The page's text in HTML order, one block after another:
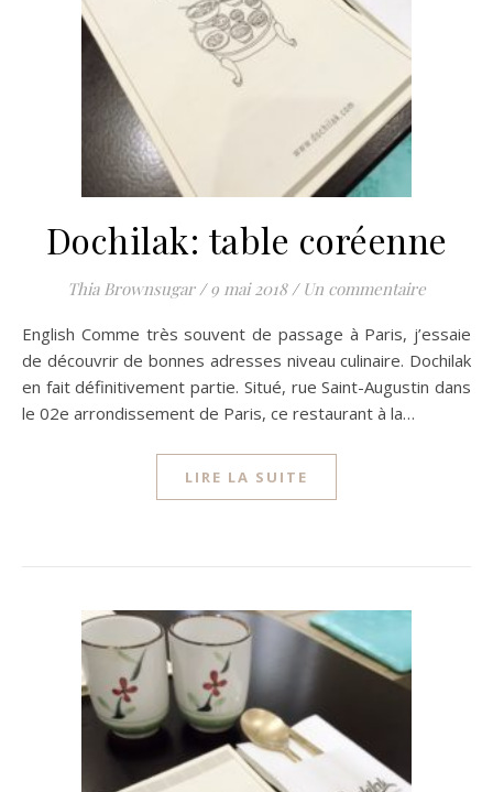
Dochilak: table coréenne
Thia Brownsugar / 9 mai 2018 / Un commentaire
English Comme très souvent de passage à Paris, j’essaie
de découvrir de bonnes adresses niveau culinaire. Dochilak
en fait définitivement partie. Situé, rue Saint-Augustin dans
le 02e arrondissement de Paris, ce restaurant à la…
LIRE LA SUITE